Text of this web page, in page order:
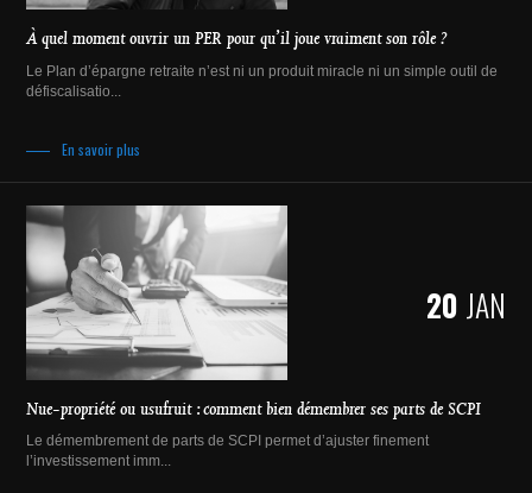
À quel moment ouvrir un PER pour qu’il joue vraiment son rôle ?
Le Plan d’épargne retraite n’est ni un produit miracle ni un simple outil de
défiscalisatio...
En savoir plus
20 JAN
Nue-propriété ou usufruit : comment bien démembrer ses parts de SCPI
Le démembrement de parts de SCPI permet d’ajuster finement
l’investissement imm...